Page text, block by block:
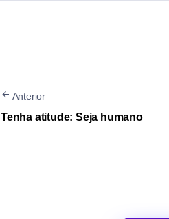
Anterior
Tenha atitude: Seja humano